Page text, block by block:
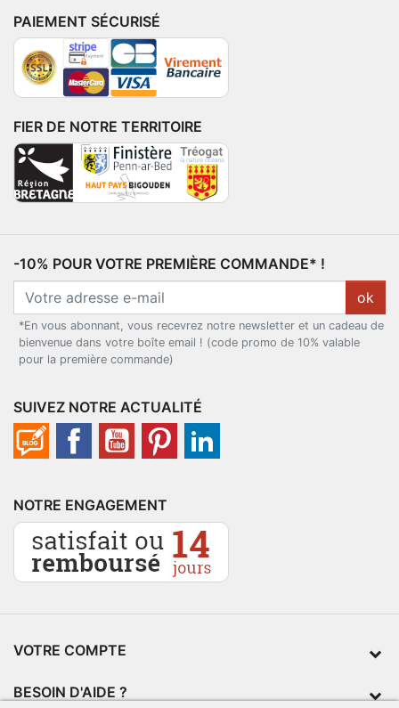
PAIEMENT SÉCURISÉ
FIER DE NOTRE TERRITOIRE
-10% POUR VOTRE PREMIÈRE COMMANDE* !
ok
*En vous abonnant, vous recevrez notre newsletter et un cadeau de
bienvenue dans votre boîte email ! (code promo de 10% valable
pour la première commande)
SUIVEZ NOTRE ACTUALITÉ
NOTRE ENGAGEMENT
VOTRE COMPTE
BESOIN D'AIDE ?